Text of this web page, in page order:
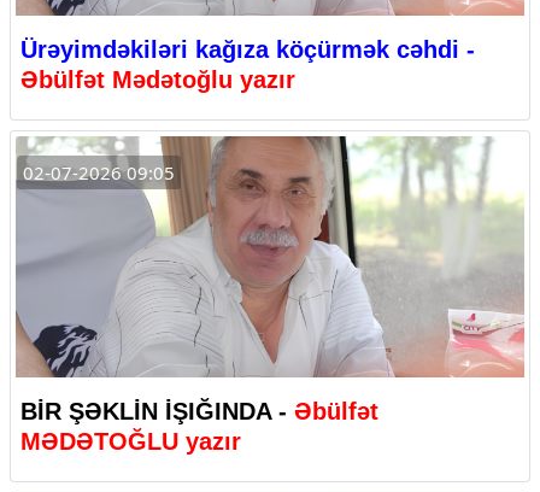
Ürəyimdəkiləri kağıza köçürmək cəhdi -
Əbülfət Mədətoğlu yazır
02-07-2026 09:05
BİR ŞƏKLİN İŞIĞINDA - Əbülfət
MƏDƏTOĞLU yazır